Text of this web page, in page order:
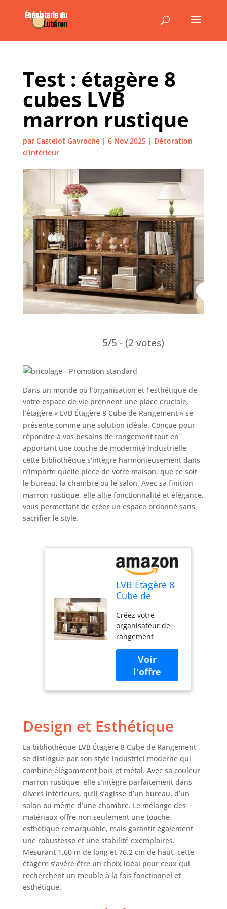
Test : étagère 8
cubes LVB
marron rustique
par Castelot Gavroche| 6 Nov 2025| Décoration
d'intérieur
5/5 - (2 votes)
Dans un monde où l’organisation et l’esthétique de
votre espace de vie prennent une place cruciale,
l’étagère « LVB Étagère 8 Cube de Rangement » se
présente comme une solution idéale. Conçue pour
répondre à vos besoins de rangement tout en
apportant une touche de modernité industrielle,
cette bibliothèque s’intègre harmonieusement dans
n’importe quelle pièce de votre maison, que ce soit
le bureau, la chambre ou le salon. Avec sa finition
marron rustique, elle allie fonctionnalité et élégance,
vous permettant de créer un espace ordonné sans
sacrifier le style.
LVB Étagère 8
Cube de
Bibliothèque
Meuble de
Rangement
Horizontale
Organiseur
Industrielle
Moderne pour
Bureau
rustique
Créez votre
organisateur de
rangement
personnalisé :
notre design
innovant 5 en 1
offre une solution
de rangement
votre maison. Cette
étagère
horizontale
dispose de six
tablettes en maille
intermédiaires
portables qui
peuvent être
facilement
adaptées pour
créer un
organisateur de
stockage de 4, 5, 6,
7 ou 8 cubes,
adapté à vos
besoins. Le charme
Design et Esthétique
La bibliothèque LVB Étagère 8 Cube de Rangement
se distingue par son style industriel moderne qui
combine élégamment bois et métal. Avec sa couleur
marron rustique, elle s’intègre parfaitement dans
divers intérieurs, qu’il s’agisse d’un bureau, d’un
salon ou même d’une chambre. Le mélange des
matériaux offre non seulement une touche
esthétique remarquable, mais garantit également
une robustesse et une stabilité exemplaires.
Mesurant 1,60 m de long et 76,2 cm de haut, cette
étagère s’avère être un choix idéal pour ceux qui
recherchent un meuble à la fois fonctionnel et
esthétique.